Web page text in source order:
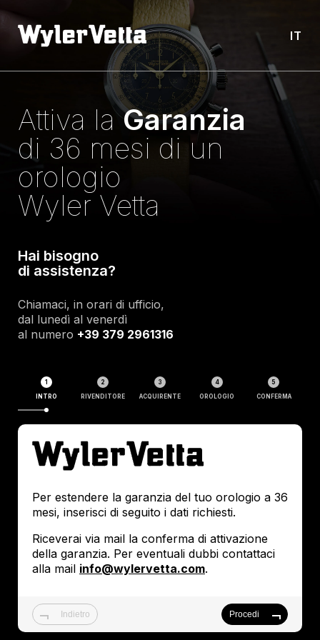
IT
Attiva laGaranzia
di 36 mesi di un
orologio
Wyler Vetta
Hai bisogno
di assistenza?
Chiamaci, in orari di ufficio,
dal lunedì al venerdì
al numero +39 379 2961316
INTRO RIVENDITORE ACQUIRENTE OROLOGIO CONFERMA
Per estendere la garanzia del tuo orologio a 36
mesi, inserisci di seguito i dati richiesti.
Riceverai via mail la conferma di attivazione
della garanzia. Per eventuali dubbi contattaci
alla mail info@wylervetta.com.
Indietro Procedi